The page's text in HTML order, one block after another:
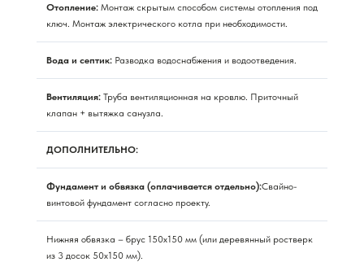
Отопление: Монтаж скрытым способом системы отопления под
ключ. Монтаж электрического котла при необходимости.
Вода и септик: Разводка водоснабжения и водоотведения.
Вентиляция: Труба вентиляционная на кровлю. Приточный
клапан + вытяжка санузла.
ДОПОЛНИТЕЛЬНО:
Фундамент и обвязка (оплачивается отдельно):Свайно-
винтовой фундамент согласно проекту.
Нижняя обвязка – брус 150х150 мм (или деревянный ростверк
из 3 досок 50х150 мм).